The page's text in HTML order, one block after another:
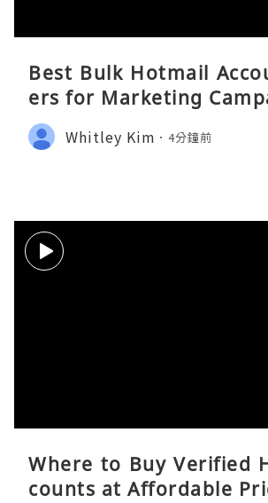
Best Bulk Hotmail
ers for Marketing
Whitley Kim 4分鐘前
Where to Buy Verified
counts at Affordable